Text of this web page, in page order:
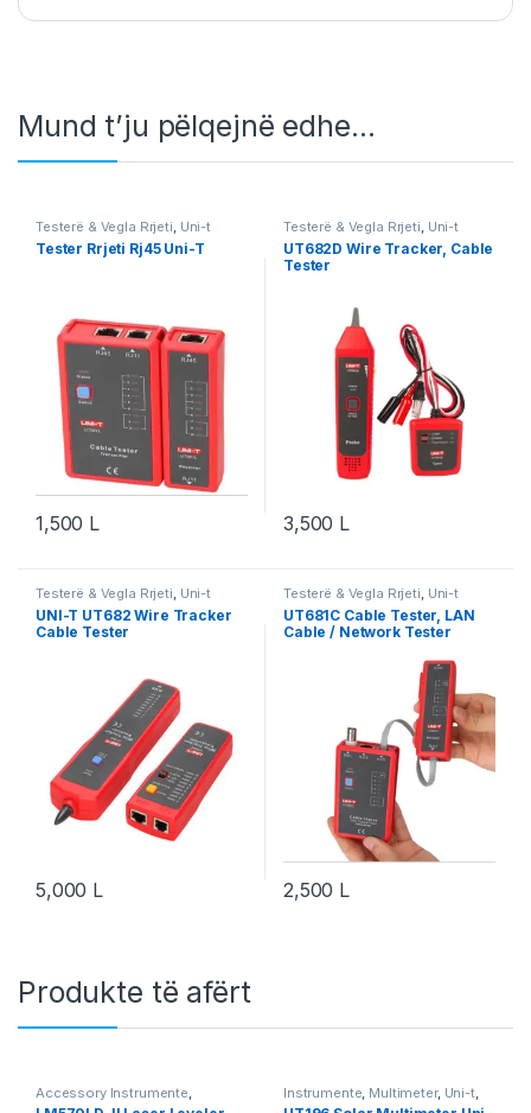
Mund t’ju pëlqejnë edhe…
Testerë & Vegla Rrjeti, Uni-t
Tester Rrjeti Rj45 Uni-T
1,500 L
Testerë & Vegla Rrjeti, Uni-t
UT682D Wire Tracker, Cable
Tester
3,500 L
Testerë & Vegla Rrjeti, Uni-t
UNI-T UT682 Wire Tracker
Cable Tester
5,000 L
Testerë & Vegla Rrjeti, Uni-t
UT681C Cable Tester, LAN
Cable / Network Tester
2,500 L
Produkte të afërt
Accessory Instrumente
Instrumente, Uni-t Vegla Pune
Instrumente Multimeter, Uni-t,
Vegla Pune ,Workshop &